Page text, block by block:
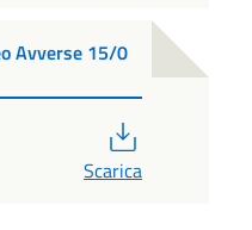
Avverse 15/0
Scarica